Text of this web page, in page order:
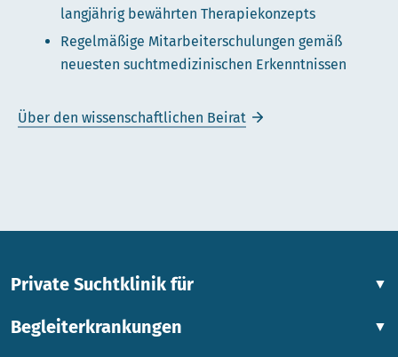
langjährig bewährten Therapiekonzepts
Regelmäßige Mitarbeiterschulungen gemäß
neuesten suchtmedizinischen Erkenntnissen
Über den wissenschaftlichen Beirat
Private Suchtklinik für ▼
Begleiterkrankungen ▼